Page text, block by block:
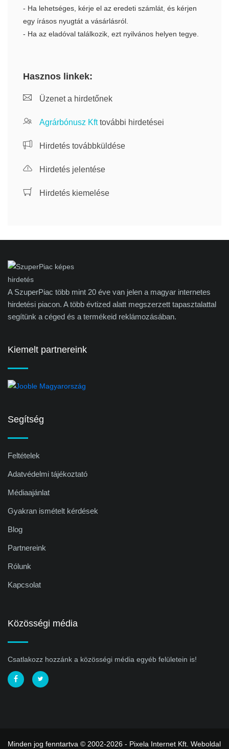
- Ha lehetséges, kérje el az eredeti számlát, és kérjen
egy írásos nyugtát a vásárlásról.
- Ha az eladóval találkozik, ezt nyilvános helyen tegye.
Hasznos linkek:
Üzenet a hirdetőnek
Agrárbónusz Kfttovábbi hirdetései
Hirdetés továbbküldése
Hirdetés jelentése
Hirdetés kiemelése
A SzuperPiac több mint 20 éve van jelen a magyar internetes
hirdetési piacon. A több évtized alatt megszerzett tapasztalattal
segítünk a céged és a termékeid reklámozásában.
Kiemelt partnereink
Segítség
Feltételek
Adatvédelmi tájékoztató
Médiaajánlat
Gyakran ismételt kérdések
Blog
Partnereink
Rólunk
Kapcsolat
Közösségi média
Csatlakozz hozzánk a közösségi média egyéb felületein is!
Minden jog fenntartva © 2002-2026 - Pixela Internet Kft. Weboldal